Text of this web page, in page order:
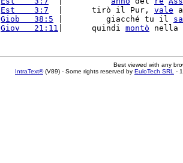
Est    3:7
  |      tirò il Pur,
vale
Giob   38:5 |         giacché tu il
Giov   21:11 |      quindi montò nella
Best viewed with any
IntraText®(V89) - Some rights reserved by EuloTech SRL -